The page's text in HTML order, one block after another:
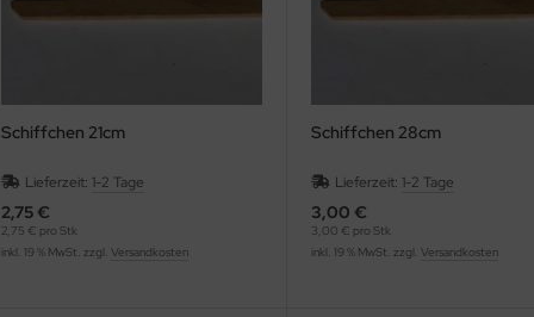
Schiffchen 21cm
Lieferzeit: 1-2 Tage
2,75 €
2,75 € pro Stk
inkl. 19 % MwSt. zzgl. Versandkosten
Schiffchen 28cm
Lieferzeit:1-2 Tage
3,00 €
3,00 € pro Stk
inkl. 19 % MwSt. zzgl.Versandkosten